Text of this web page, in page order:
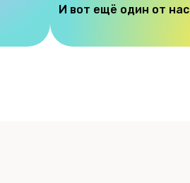
И вот ещё один от нас